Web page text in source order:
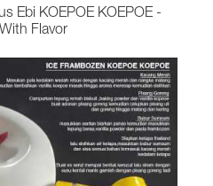
Ebi KOEPOE KOEPOE -
Flavor